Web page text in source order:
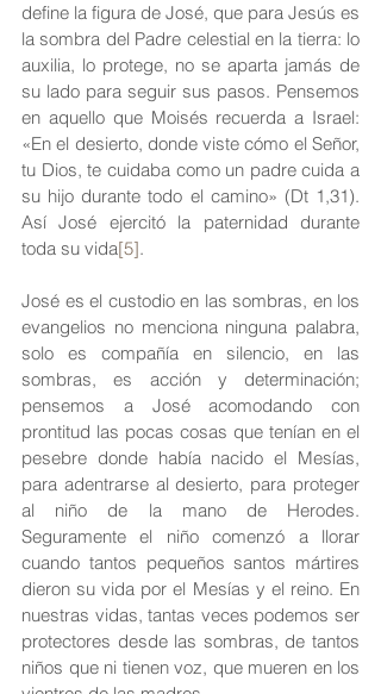
define la figura de José, que para Jesús es
la sombra del Padre celestial en la tierra: lo
auxilia, lo protege, no se aparta jamás de
su lado para seguir sus pasos. Pensemos
en aquello que Moisés recuerda a Israel:
«En el desierto, donde viste cómo el Señor,
tu Dios, te cuidaba como un padre cuida a
su hijo durante todo el camino» (Dt 1,31).
Así José ejercitó la paternidad durante
toda su vida[5].
José es el custodio en las sombras, en los
evangelios no menciona ninguna palabra,
solo es compañía en silencio, en las
sombras, es acción y determinación;
pensemos a José acomodando con
prontitud las pocas cosas que tenían en el
pesebre donde había nacido el Mesías,
para adentrarse al desierto, para proteger
al niño de la mano de Herodes.
Seguramente el niño comenzó a llorar
cuando tantos pequeños santos mártires
dieron su vida por el Mesías y el reino. En
nuestras vidas, tantas veces podemos ser
protectores desde las sombras, de tantos
niños que ni tienen voz, que mueren en los